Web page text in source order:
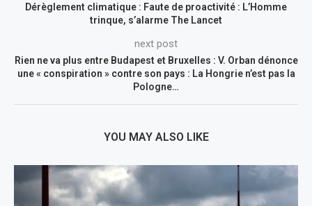
Dérèglement climatique : Faute de proactivité : L’Homme
trinque, s’alarme The Lancet
next post
Rien ne va plus entre Budapest et Bruxelles : V. Orban dénonce
une « conspiration » contre son pays : La Hongrie n’est pas la
Pologne…
YOU MAY ALSO LIKE